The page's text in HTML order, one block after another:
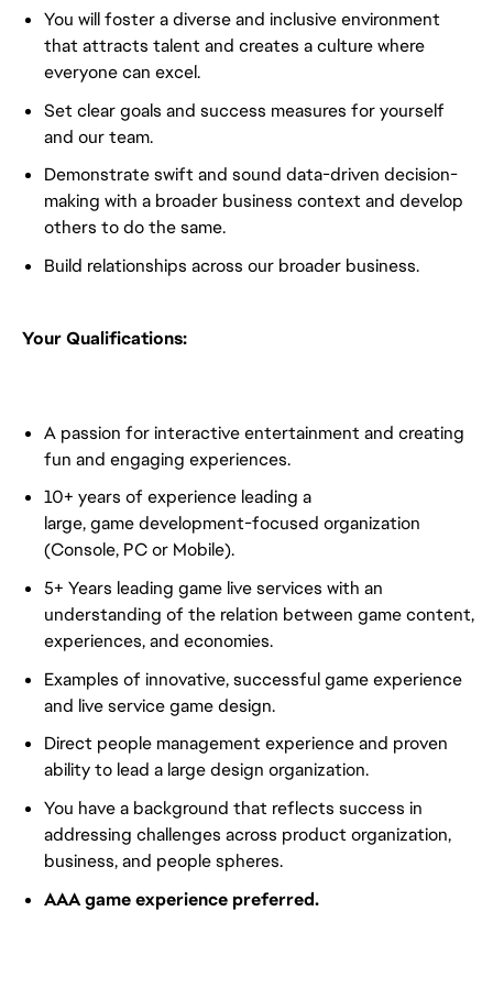
You will foster a diverse and inclusive environment
that attracts talent and creates a culture where
everyone can excel.
Set clear goals and success measures for yourself
and our team.
Demonstrate swift and sound data-driven decision-
making with a broader business context and develop
others to do the same.
Build relationships across our broader business.
Your Qualifications:
A passion for interactive entertainment and creating
fun and engaging experiences.
10+ years of experience leading a
large, game development-focused organization
(Console, PC or Mobile).
5+ Years leading game live services with an
understanding of the relation between game content,
experiences, and economies.
Examples of innovative, successful game experience
and live service game design.
Direct people management experience and proven
ability to lead a large design organization.
You have a background that reflects success in
addressing challenges across product organization,
business, and people spheres.
AAA game experience preferred.